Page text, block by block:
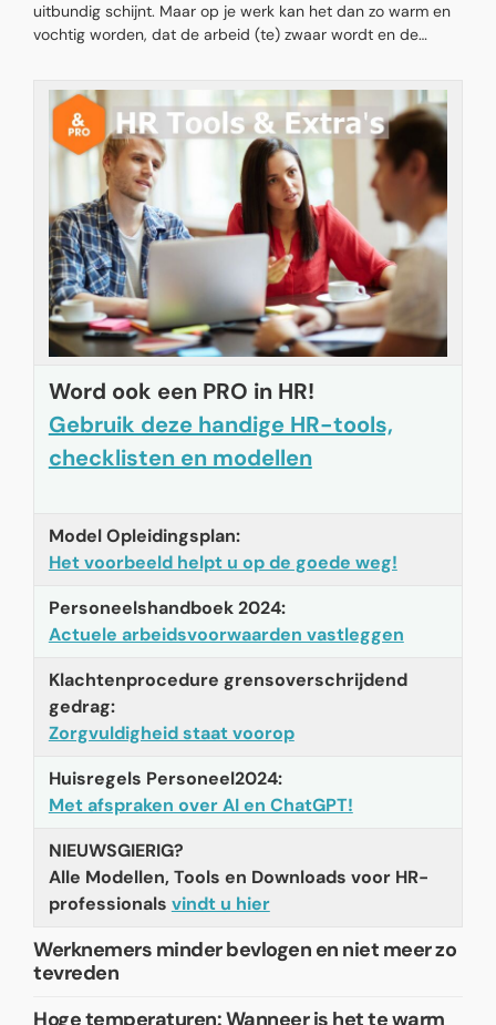
uitbundig schijnt. Maar op je werk kan het dan zo warm en
vochtig worden, dat de arbeid (te) zwaar wordt en de
in Nederland alles graag tot achter de komma regelen, zijn
er nog steeds geen wettelijke grenswaarden over hitte op
de werkplek. Wel zijn indicaties te geven over hoe warm het
mag zijn, voordat hittestress toeslaat.
Word ook een PRO in HR!
Gebruik deze handige HR-tools,
checklisten en modellen
Model Opleidingsplan:
Het voorbeeld helpt u op de goede weg!
Personeelshandboek 2024:
Actuele arbeidsvoorwaarden vastleggen
Klachtenprocedure grensoverschrijdend
gedrag:
Zorgvuldigheid staat voorop
Huisregels Personeel2024:
Met afspraken over AI en ChatGPT!
NIEUWSGIERIG?
Alle Modellen, Tools en Downloads voor HR-
professionals vindt u hier
Werknemers minder bevlogen en niet meer zo
tevreden